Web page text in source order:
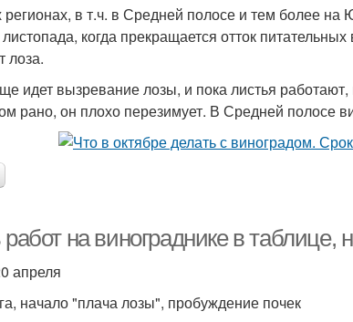
в т.ч. в Средней полосе и тем более на
когда прекращается отток
лоза.
идет вызревание лозы, и пока листья
рано, он плохо перезимует. В Средней полосе
на винограднике в таблице,
апреля
начало "плача лозы", пробуждение почек